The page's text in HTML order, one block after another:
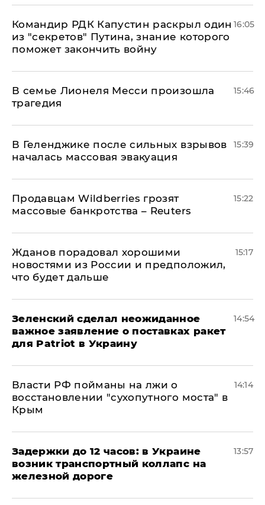
Командир РДК Капустин раскрыл один
из "секретов" Путина, знание которого
поможет закончить войну
16:05
В семье Лионеля Месси произошла
трагедия
15:46
В Геленджике после сильных взрывов
началась массовая эвакуация
15:39
Продавцам Wildberries грозят
массовые банкротства – Reuters
15:22
Жданов порадовал хорошими
новостями из России и предположил,
что будет дальше
15:17
Зеленский сделал неожиданное
важное заявление о поставках ракет
для Patriot в Украину
14:54
Власти РФ пойманы на лжи о
восстановлении "сухопутного моста" в
Крым
14:14
Задержки до 12 часов: в Украине
возник транспортный коллапс на
железной дороге
13:57